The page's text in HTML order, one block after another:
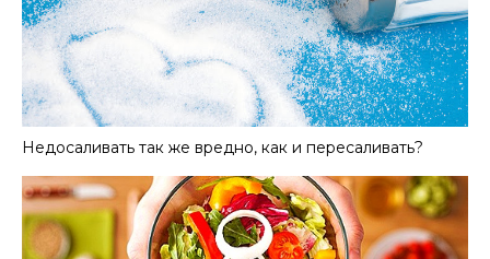
Недосаливать так же вредно, как и пересаливать?